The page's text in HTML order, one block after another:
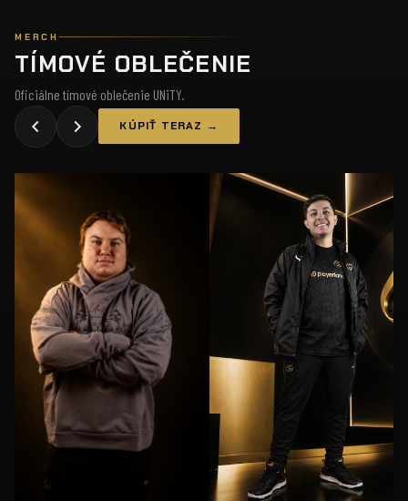
MERCH
TÍMOVÉ OBLEČENIE
Oficiálne tímové oblečenie UNiTY.
KÚPIŤ TERAZ →